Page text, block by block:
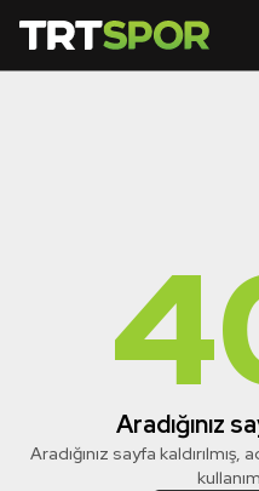
Aradığınız
Aradığınız sayfa